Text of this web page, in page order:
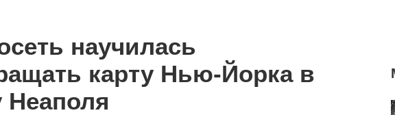
научилась
карту Нью-Йорка в
Неаполя